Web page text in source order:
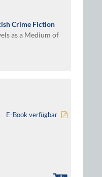
Crime Fiction
as a Medium of
E-Book verfügbar